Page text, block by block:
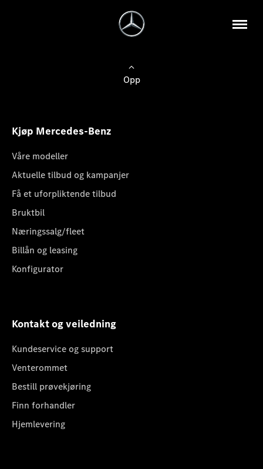
Opp
Kjøp Mercedes-Benz
Våre modeller
Aktuelle tilbud og kampanjer
Få et uforpliktende tilbud
Bruktbil
Næringssalg/fleet
Billån og leasing
Konfigurator
Kontakt og veiledning
Kundeservice og support
Venterommet
Bestill prøvekjøring
Finn forhandler
Hjemlevering